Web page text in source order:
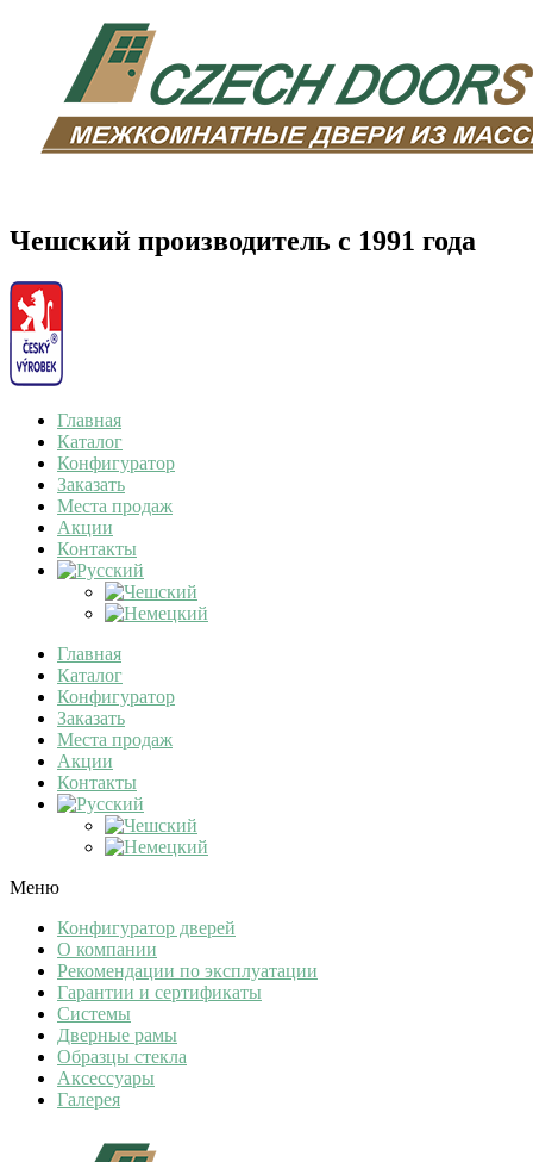
Чешский производитель с 1991 года
Главная
Каталог
Конфигуратор
Заказать
Места продаж
Акции
Контакты
Главная
Каталог
Конфигуратор
Заказать
Места продаж
Акции
Контакты
Меню
Конфигуратор дверей
О компании
Рекомендации по эксплуатации
Гарантии и сертификаты
Системы
Дверные рамы
Образцы стекла
Аксессуары
Галерея